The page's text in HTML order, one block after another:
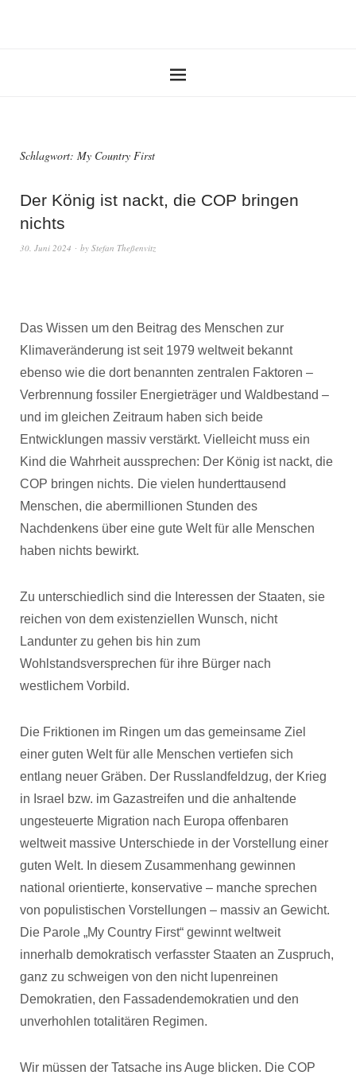
Schlagwort: My Country First
Der König ist nackt, die COP bringen
nichts
30. Juni 2024 by Stefan Theßenvitz
Das Wissen um den Beitrag des Menschen zur
Klimaveränderung ist seit 1979 weltweit bekannt
ebenso wie die dort benannten zentralen Faktoren –
Verbrennung fossiler Energieträger und Waldbestand –
und im gleichen Zeitraum haben sich beide
Entwicklungen massiv verstärkt. Vielleicht muss ein
Kind die Wahrheit aussprechen: Der König ist nackt, die
COP bringen nichts. Die vielen hunderttausend
Menschen, die abermillionen Stunden des
Nachdenkens über eine gute Welt für alle Menschen
haben nichts bewirkt.
Zu unterschiedlich sind die Interessen der Staaten, sie
reichen von dem existenziellen Wunsch, nicht
Landunter zu gehen bis hin zum
Wohlstandsversprechen für ihre Bürger nach
westlichem Vorbild.
Die Friktionen im Ringen um das gemeinsame Ziel
einer guten Welt für alle Menschen vertiefen sich
entlang neuer Gräben. Der Russlandfeldzug, der Krieg
in Israel bzw. im Gazastreifen und die anhaltende
ungesteuerte Migration nach Europa offenbaren
weltweit massive Unterschiede in der Vorstellung einer
guten Welt. In diesem Zusammenhang gewinnen
national orientierte, konservative – manche sprechen
von populistischen Vorstellungen – massiv an Gewicht.
Die Parole „My Country First“ gewinnt weltweit
innerhalb demokratisch verfasster Staaten an Zuspruch,
ganz zu schweigen von den nicht lupenreinen
Demokratien, den Fassadendemokratien und den
unverhohlen totalitären Regimen.
Wir müssen der Tatsache ins Auge blicken. Die COP